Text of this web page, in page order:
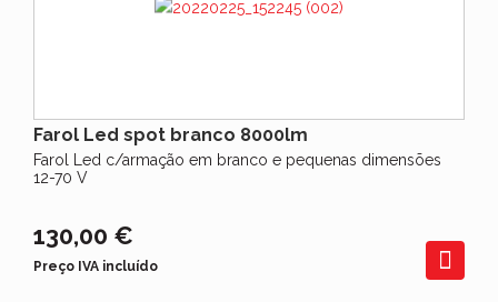
Farol Led spot branco 8000lm
Farol Led c/armação em branco e pequenas dimensões
12-70 V
130,00 €
Preço IVA incluído